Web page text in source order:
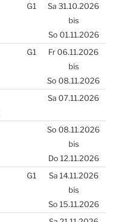
G1
Sa 31.10.2026
bis
So 01.11.2026
G1
Fr 06.11.2026
bis
So 08.11.2026
Sa 07.11.2026
So 08.11.2026
bis
Do 12.11.2026
G1
Sa 14.11.2026
bis
So 15.11.2026